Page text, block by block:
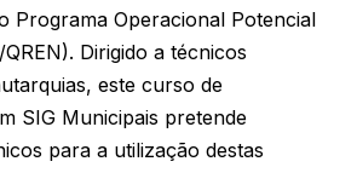
Programa Operacional Potencial
Dirigido a técnicos
este curso de
SIG Municipais pretende
para a utilização destas